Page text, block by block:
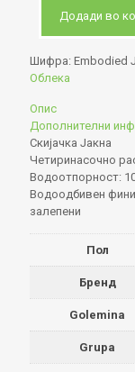
Додади во
Шифра: Embodied
Облека
Опис
Дополнителни
Скијачка Јакна
Четиринасочно
Водоотпорност:
Водоодбивен
залепени
Пол
Бренд
Golemina
Grupa